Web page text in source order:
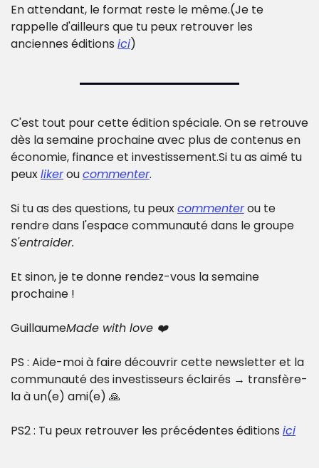
En attendant, le format reste le même.(Je te
rappelle d'ailleurs que tu peux retrouver les
anciennes éditions ici)
C'est tout pour cette édition spéciale. On se retrouve
dès la semaine prochaine avec plus de contenus en
économie, finance et investissement.Si tu as aimé tu
peux liker ou commenter.
Si tu as des questions, tu peux commenter ou te
S'entraider.
Et sinon, je te donne rendez-vous la semaine
prochaine !
GuillaumeMade with love ❤️
PS : Aide-moi à faire découvrir cette newsletter et la
communauté des investisseurs éclairés → transfère-
la à un(e) ami(e) 🙏
PS2 : Tu peux retrouver les précédentes éditions ici